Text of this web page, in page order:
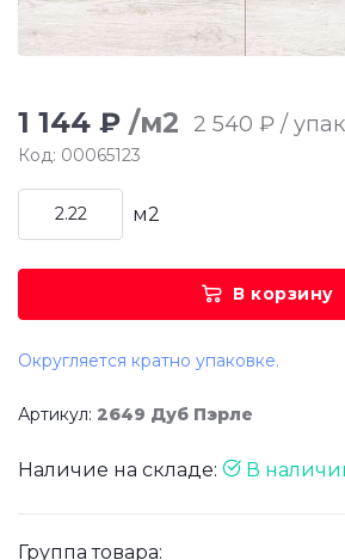
1 144 ₽ /м2 2 540 ₽ / упак
Код: 00065123
м2
В корзину
Округляется кратно упаковке.
Артикул: 2649 Дуб Пэрле
Наличие на складе: В
Группа товара: